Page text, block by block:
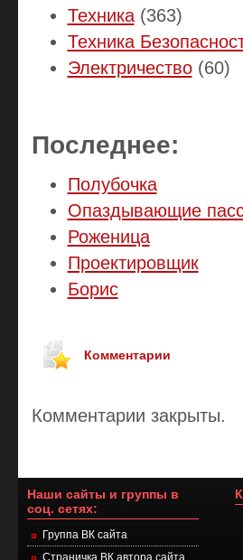
Техника(363)
Техника
Электричество(60)
Последнее:
Полубочка
Опаздывающие
Роженица
Проектировщик
Борис
Комментарии
Комментарии закрыты.
Наши сайты и группы в
соц. сетях:
Группа ВК сайта
Страничка ВК автора сайта